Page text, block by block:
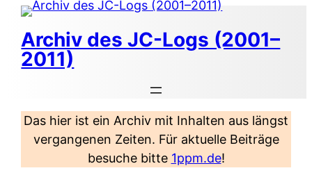
Zum
Inhalt
springen
Archiv des JC-Logs (2001–
2011)
Das hier ist ein Archiv mit Inhalten aus längst
vergangenen Zeiten. Für aktuelle Beiträge
besuche bitte 1ppm.de!